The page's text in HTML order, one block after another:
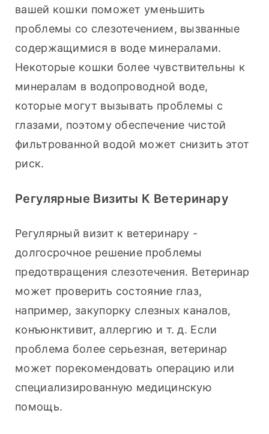
вашей кошки поможет уменьшить
проблемы со слезотечением, вызванные
содержащимися в воде минералами.
Некоторые кошки более чувствительны к
минералам в водопроводной воде,
которые могут вызывать проблемы с
глазами, поэтому обеспечение чистой
фильтрованной водой может снизить этот
риск.
Регулярные Визиты К Ветеринару
Регулярный визит к ветеринару -
долгосрочное решение проблемы
предотвращения слезотечения. Ветеринар
может проверить состояние глаз,
например, закупорку слезных каналов,
конъюнктивит, аллергию и т. д. Если
проблема более серьезная, ветеринар
может порекомендовать операцию или
специализированную медицинскую
помощь.